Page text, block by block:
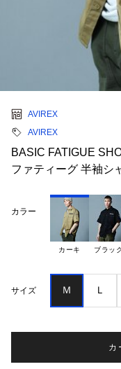
AVIREX
AVIREX
BASIC FATIGUE
ファティーグ 半袖シ
カラー
カーキ ブラッ
サイズ Ｍ Ｌ
カ